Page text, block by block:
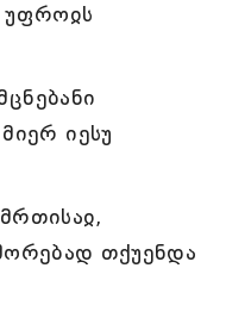
უფროჲს
იესუ
თქუენდა